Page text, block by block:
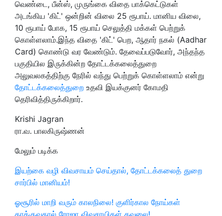
வெண்டை, பீன்ஸ், முருங்கை விதை பாக்கெட்டுகள்
அடங்கிய 'கிட்' ஒன்றின் விலை 25 ரூபாய். மானிய விலை,
10 ரூபாய் போக, 15 ரூபாய் செலுத்தி மக்கள் பெற்றுக்
கொள்ளலாம்.இந்த விதை 'கிட்' பெற, ஆதார் நகல் (Aadhar
Card) கொண்டு வர வேண்டும். தேவைப்படுவோர், அந்தந்த
பகுதியில இருக்கின்ற தோட்டக்கலைத்துறை
அலுவலகத்திற்கு நேரில் வந்து பெற்றுக் கொள்ளலாம் என்று
தோட்டக்கலைத்துறை உதவி இயக்குனர் கோமதி
தெரிவித்திருக்கிறார்.
Krishi Jagran
ரா.வ. பாலகிருஷ்ணன்
மேலும் படிக்க
இயற்கை வழி விவசாயம் செய்தால், தோட்டக்கலைத் துறை
சார்பில் மானியம்!
ஓசூரில் மாறி வரும் காலநிலை! குளிர்கால நோய்கள்